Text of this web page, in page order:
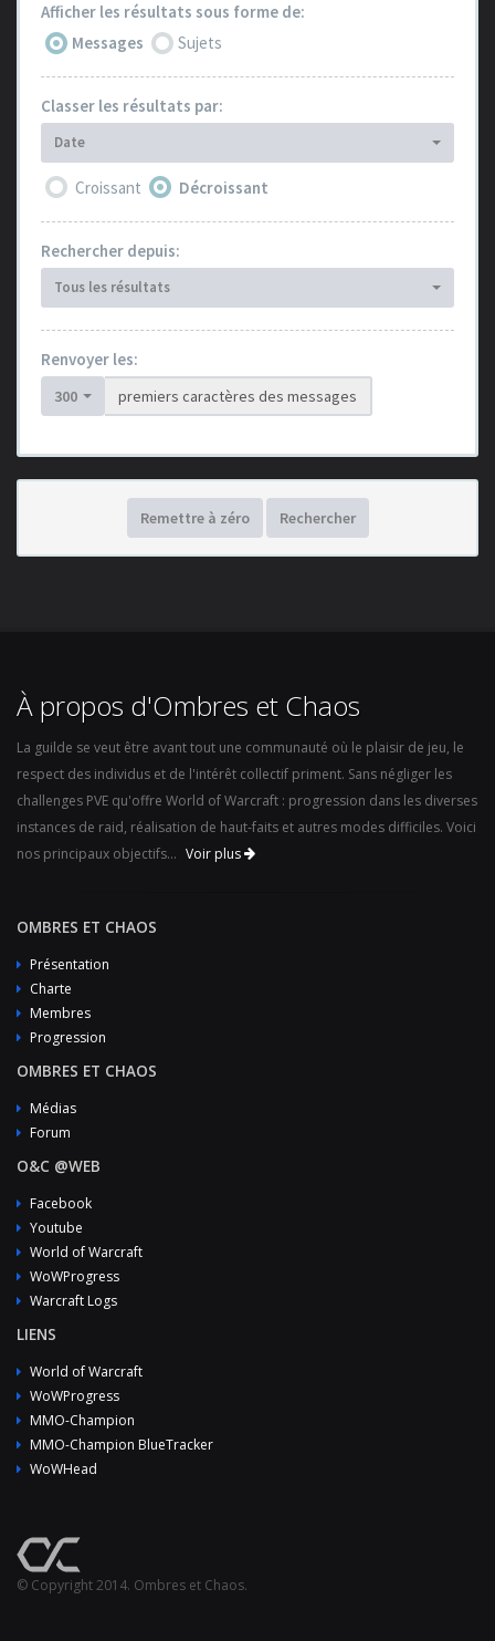
Afficher les résultats sous forme de:
Messages
Sujets
Classer les résultats par:
Date
Croissant Décroissant
Rechercher depuis:
Tous les résultats
Renvoyer les:
300 premiers caractères des messages
Remettre à zéro Rechercher
À propos d'Ombres et Chaos
La guilde se veut être avant tout une communauté où le plaisir de jeu, le
respect des individus et de l'intérêt collectif priment. Sans négliger les
challenges PVE qu'offre World of Warcraft : progression dans les diverses
instances de raid, réalisation de haut-faits et autres modes difficiles. Voici
nos principaux objectifs... Voir plus
OMBRES ET CHAOS
Présentation
Charte
Membres
Progression
OMBRES ET CHAOS
Médias
Forum
O&C @WEB
Facebook
Youtube
World of Warcraft
WoWProgress
Warcraft Logs
LIENS
World of Warcraft
WoWProgress
MMO-Champion
MMO-Champion BlueTracker
WoWHead
© Copyright 2014. Ombres et Chaos.